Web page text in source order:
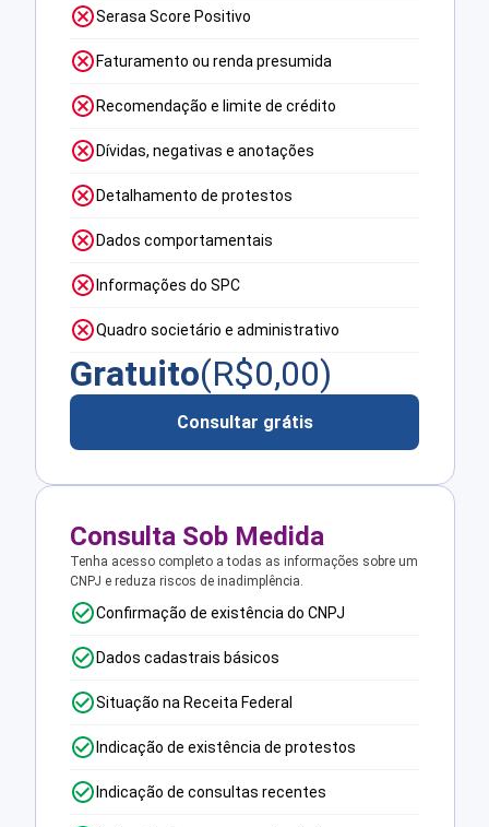
Serasa Score Positivo
Faturamento ou renda presumida
Recomendação e limite de crédito
Dívidas, negativas e anotações
Detalhamento de protestos
Dados comportamentais
Informações do SPC
Quadro societário e administrativo
Gratuito(R$0,00)
Consultar grátis
Consulta Sob Medida
Tenha acesso completo a todas as informações sobre um
CNPJ e reduza riscos de inadimplência.
Confirmação de existência do CNPJ
Dados cadastrais básicos
Situação na Receita Federal
Indicação de existência de protestos
Indicação de consultas recentes